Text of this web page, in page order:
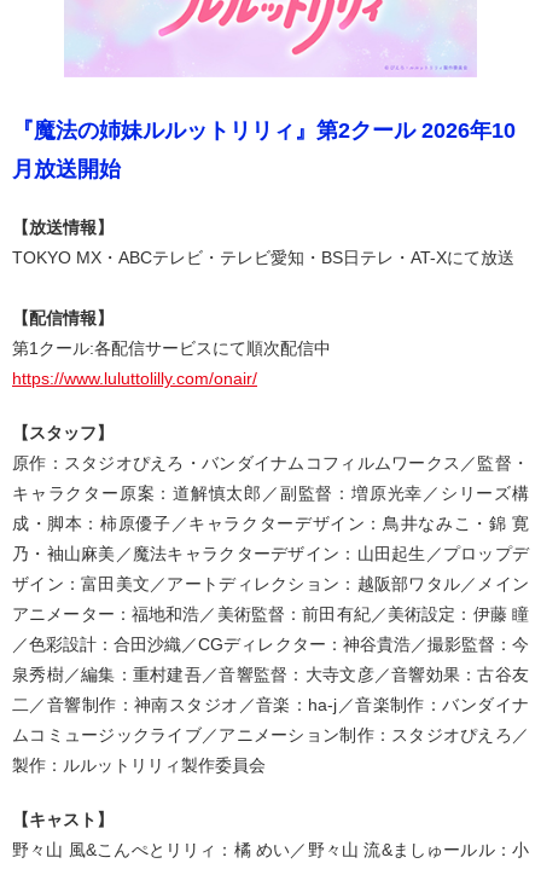
『魔法の姉妹ルルットリリィ』第2クール 2026年10
月放送開始
【放送情報】
TOKYO MX・ABCテレビ・テレビ愛知・BS日テレ・AT-Xにて放送
【配信情報】
第1クール:各配信サービスにて順次配信中
https://www.luluttolilly.com/onair/
【スタッフ】
原作：スタジオぴえろ・バンダイナムコフィルムワークス／監督・
キャラクター原案：道解慎太郎／副監督：増原光幸／シリーズ構
成・脚本：柿原優子／キャラクターデザイン：鳥井なみこ・錦 寛
乃・袖山麻美／魔法キャラクターデザイン：山田起生／プロップデ
ザイン：富田美文／アートディレクション：越阪部ワタル／メイン
アニメーター：福地和浩／美術監督：前田有紀／美術設定：伊藤 瞳
／色彩設計：合田沙織／CGディレクター：神谷貴浩／撮影監督：今
泉秀樹／編集：重村建吾／音響監督：大寺文彦／音響効果：古谷友
二／音響制作：神南スタジオ／音楽：ha-j／音楽制作：バンダイナ
ムコミュージックライブ／アニメーション制作：スタジオぴえろ／
製作：ルルットリリィ製作委員会
【キャスト】
野々山 風&こんぺとリリィ：橘 めい／野々山 流&ましゅールル：小